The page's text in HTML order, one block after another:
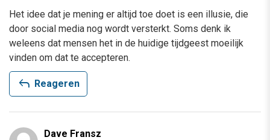
Het idee dat je mening er altijd toe doet is een illusie, die
door social media nog wordt versterkt. Soms denk ik
weleens dat mensen het in de huidige tijdgeest moeilijk
vinden om dat te accepteren.
reply Reageren
Dave Fransz